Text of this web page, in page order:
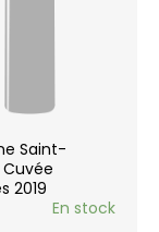
Saint-
2019
En stock